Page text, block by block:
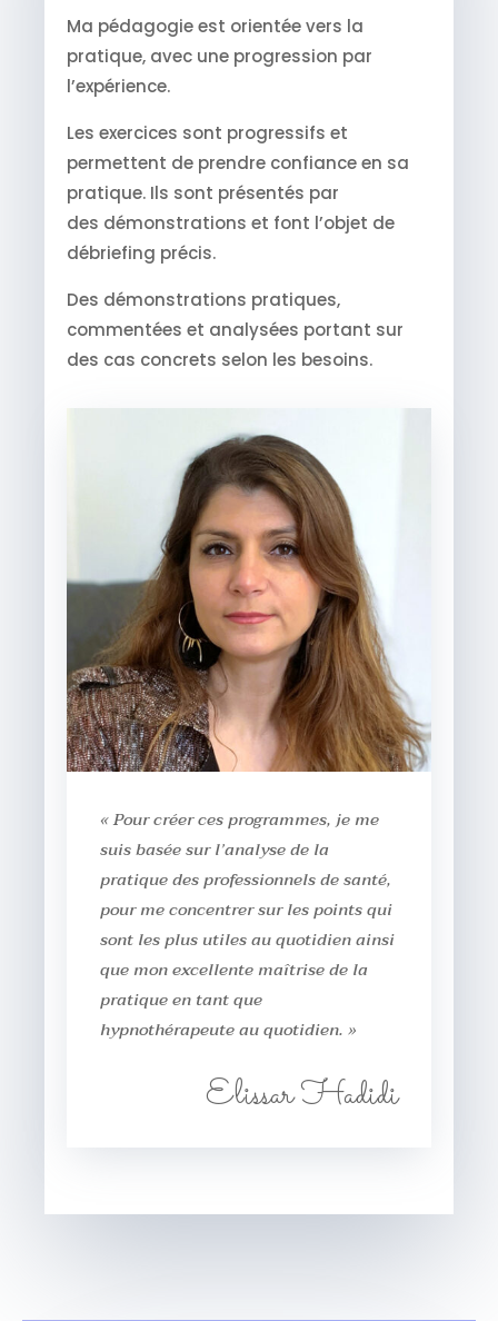
Ma pédagogie est orientée vers la
pratique, avec une progression par
l’expérience.
Les exercices sont progressifs et
permettent de prendre confiance en sa
pratique. Ils sont présentés par
des démonstrations et font l’objet de
débriefing précis.
Des démonstrations pratiques,
commentées et analysées portant sur
des cas concrets selon les besoins.
« Pour créer ces programmes, je me
suis basée sur l’analyse de la
pratique des professionnels de santé,
pour me concentrer sur les points qui
sont les plus utiles au quotidien ainsi
que mon excellente maîtrise de la
pratique en tant que
hypnothérapeute au quotidien. »
Elissar Hadidi